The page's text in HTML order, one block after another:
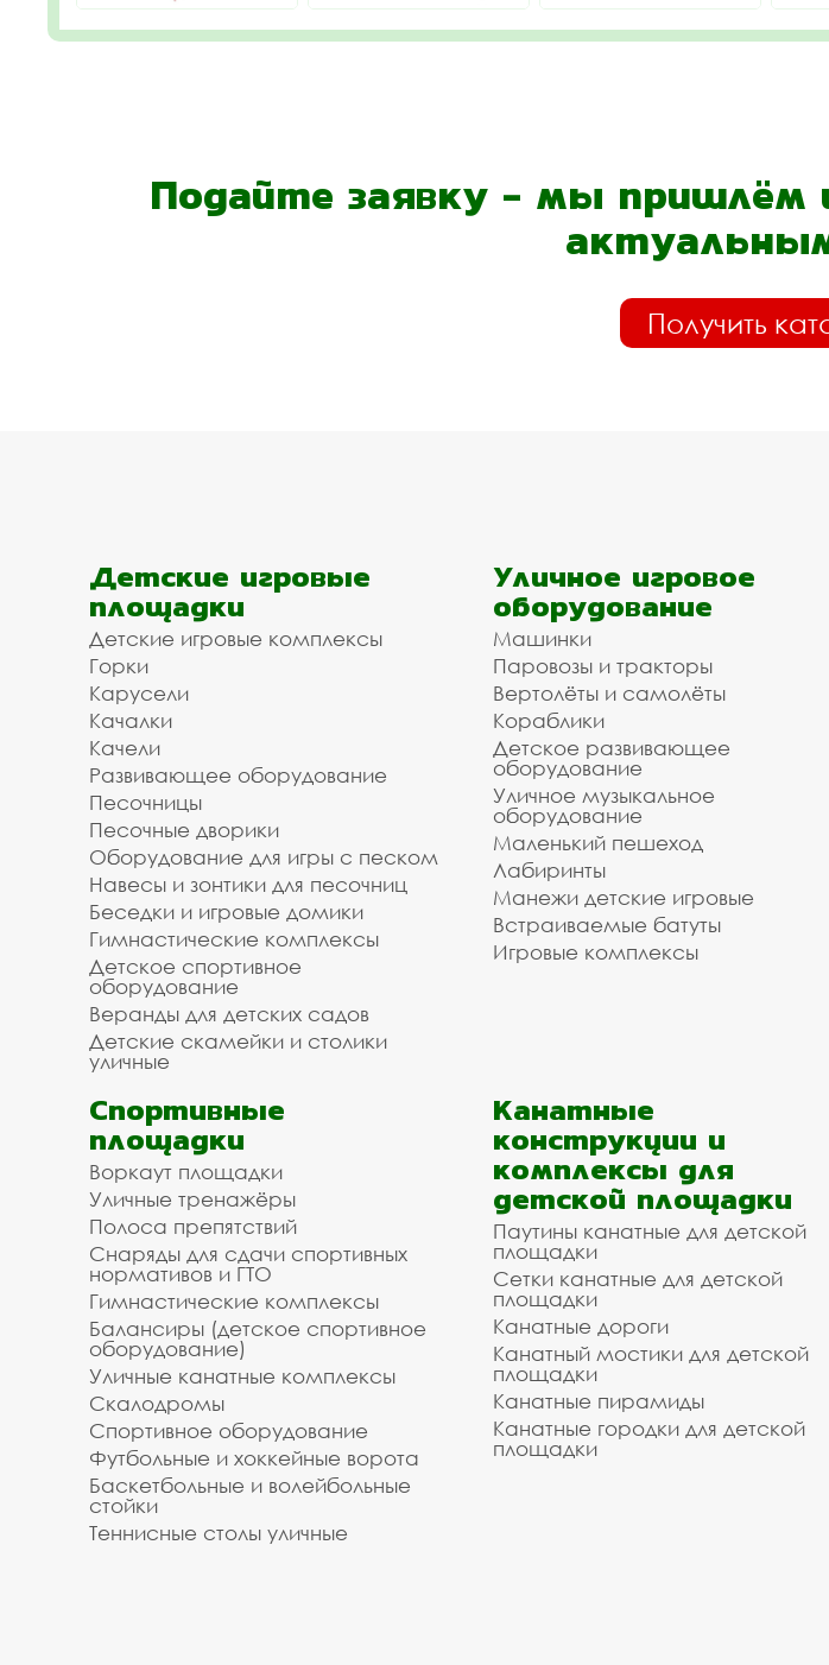
Подайте заявку - мы пришлём
Получить
Детские игровые
площадки
Детские игровые комплексы
Горки
Карусели
Качалки
Качели
Развивающее оборудование
Песочницы
Песочные дворики
Оборудование для игры с песком
Навесы и зонтики для песочниц
Беседки и игровые домики
Гимнастические комплексы
Детское спортивное
оборудование
Веранды для детских садов
Детские скамейки и столики
уличные
Уличное игровое
оборудование
Машинки
Паровозы и тракторы
Вертолёты и самолёты
Кораблики
Детское развивающее
оборудование
Уличное музыкальное
оборудование
Маленький пешеход
Лабиринты
Манежи детские игровые
Встраиваемые батуты
Игровые комплексы
Спортивные
площадки
Воркаут площадки
Уличные тренажёры
Полоса препятствий
Снаряды для сдачи спортивных
нормативов и ГТО
Гимнастические комплексы
Балансиры (детское спортивное
оборудование)
Уличные канатные комплексы
Скалодромы
Спортивное оборудование
Футбольные и хоккейные ворота
Баскетбольные и волейбольные
стойки
Теннисные столы уличные
Канатные
конструкции и
комплексы для
детской площадки
Паутины канатные для детской
площадки
Сетки канатные для детской
площадки
Канатные дороги
Канатный мостики для детской
площадки
Канатные пирамиды
Канатные городки для детской
площадки